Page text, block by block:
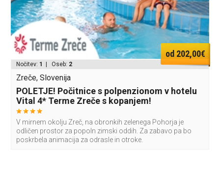
od 202,00€
Nočitev: 1 | Oseb: 2
Zreče, Slovenija
POLETJE! Počitnice s polpenzionom v hotelu
Vital 4* Terme Zreče s kopanjem!
V mirnem okolju Zreč, na obronkih zelenega Pohorja je
odličen prostor za popoln zimski oddih. Za zabavo pa bo
poskrbela animacija za odrasle in otroke.